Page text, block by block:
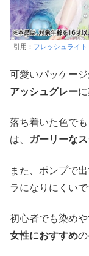
引用： フレッシュライト
可愛いパッケー
アッシュグレー
落ち着いた色で
は、 ガーリーな
また、ポンプで
ラになりにくいで
初心者でも染めや
女性におすすめの